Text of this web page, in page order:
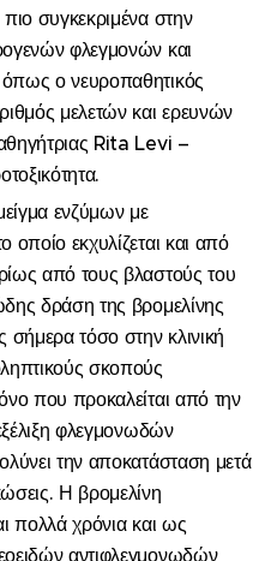
συγκεκριμένα στην
φλεγμονών και
ο νευροπαθητικός
μελετών και ερευνών
Rita Levi –
ενζύμων με
εκχυλίζεται και από
από τους βλαστούς του
δράση της βρομελίνης
σήμερα τόσο στην κλινική
σκοπούς
που προκαλείται από την
φλεγμονωδών
την αποκατάσταση μετά
Η βρομελίνη
πολλά χρόνια και ως
αντιφλεγμονωδών